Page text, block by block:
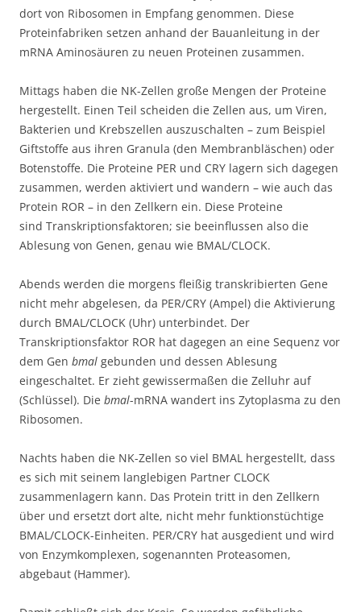
dort von Ribosomen in Empfang genommen. Diese
Proteinfabriken setzen anhand der Bauanleitung in der
mRNA Aminosäuren zu neuen Proteinen zusammen.
Mittags haben die NK-Zellen große Mengen der Proteine
hergestellt. Einen Teil scheiden die Zellen aus, um Viren,
Bakterien und Krebszellen auszuschalten – zum Beispiel
Giftstoffe aus ihren Granula (den Membranbläschen) oder
Botenstoffe. Die Proteine PER und CRY lagern sich dagegen
zusammen, werden aktiviert und wandern – wie auch das
Protein ROR – in den Zellkern ein. Diese Proteine
sind Transkriptionsfaktoren; sie beeinflussen also die
Ablesung von Genen, genau wie BMAL/CLOCK.
Abends werden die morgens fleißig transkribierten Gene
nicht mehr abgelesen, da PER/CRY (Ampel) die Aktivierung
durch BMAL/CLOCK (Uhr) unterbindet. Der
Transkriptionsfaktor ROR hat dagegen an eine Sequenz vor
dem Gen bmal gebunden und dessen Ablesung
eingeschaltet. Er zieht gewissermaßen die Zelluhr auf
(Schlüssel). Die bmal-mRNA wandert ins Zytoplasma zu den
Ribosomen.
Nachts haben die NK-Zellen so viel BMAL hergestellt, dass
es sich mit seinem langlebigen Partner CLOCK
zusammenlagern kann. Das Protein tritt in den Zellkern
über und ersetzt dort alte, nicht mehr funktionstüchtige
BMAL/CLOCK-Einheiten. PER/CRY hat ausgedient und wird
von Enzymkomplexen, sogenannten Proteasomen,
abgebaut (Hammer).